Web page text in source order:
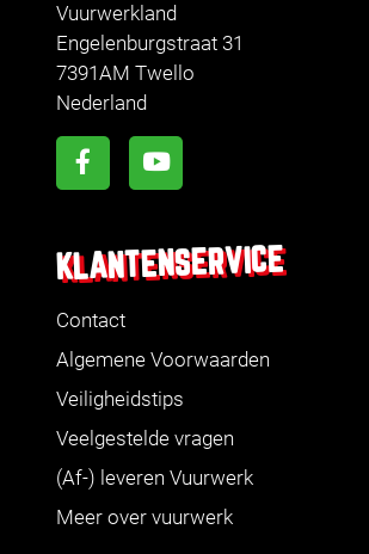
Vuurwerkland
Engelenburgstraat 31
7391AM Twello
Nederland
KLANTENSERVICE
Contact
Algemene Voorwaarden
Veiligheidstips
Veelgestelde vragen
(Af-) leveren Vuurwerk
Meer over vuurwerk